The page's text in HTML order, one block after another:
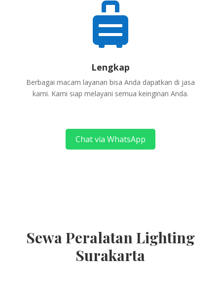

Lengkap
Berbagai macam layanan bisa Anda dapatkan di jasa
kami. Kami siap melayani semua keinginan Anda.
Chat via WhatsApp
Sewa Peralatan Lighting
Surakarta